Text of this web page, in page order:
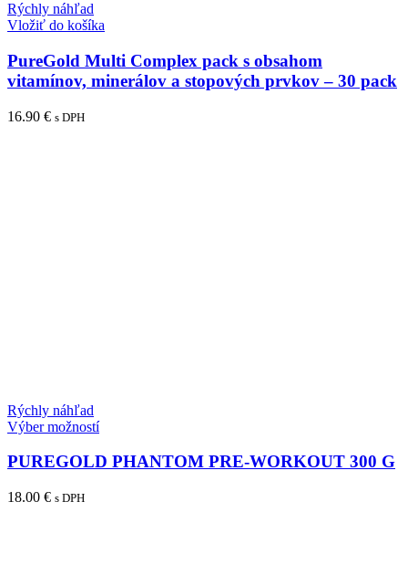
Rýchly náhľad
Vložiť do košíka
PureGold Multi Complex pack s obsahom
vitamínov, minerálov a stopových prvkov – 30 pack
16.90 € s DPH
Rýchly náhľad
Výber možnostíTento
má
PUREGOLD PHANTOM PRE-WORKOUT 300 G
18.00 € s DPH